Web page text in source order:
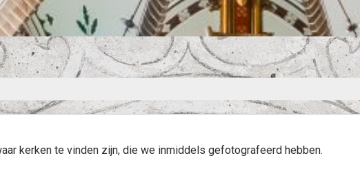
kerken te vinden zijn, die we inmiddels gefotografeerd hebben.